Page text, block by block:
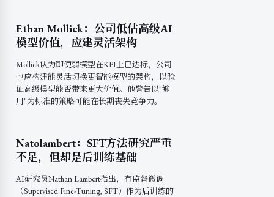
Ethan Mollick：公司低估高级AI
模型价值，应建灵活架构
Mollick认为即便弱模型在KPI上已达标，公司
也应构建能灵活切换更智能模型的架构，以验
证高级模型能否带来更大价值。他警告以"够
用"为标准的策略可能在长期丧失竞争力。
Natolambert：SFT方法研究严重
不足，但却是后训练基础
AI研究员Nathan Lambert指出，有监督微调
（Supervised Fine-Tuning, SFT）作为后训练的